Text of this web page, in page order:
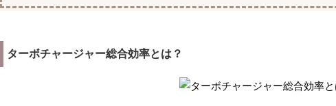
ターボチャージャー総合効率とは？